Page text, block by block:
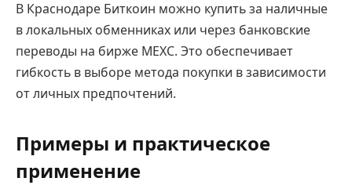
В Краснодаре Биткоин можно купить за наличные
в локальных обменниках или через банковские
переводы на бирже MEXC. Это обеспечивает
гибкость в выборе метода покупки в зависимости
от личных предпочтений.
Примеры и практическое
применение